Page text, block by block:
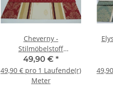
Cheverny -
Stilmöbelstoff
Barockstoff
49,90 € *
49,90 € pro 1 Laufende(r)
Meter